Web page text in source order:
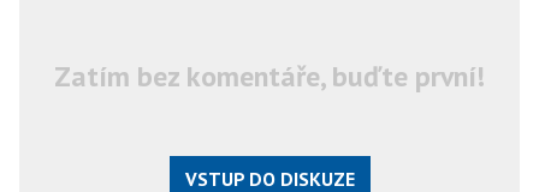
Zatím bez komentáře, buďte první!
VSTUP DO DISKUZE